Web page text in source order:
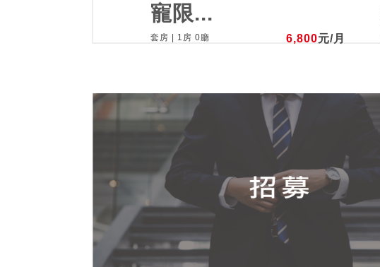
寵限...
套房 | 1房 0廳 6,800元/月